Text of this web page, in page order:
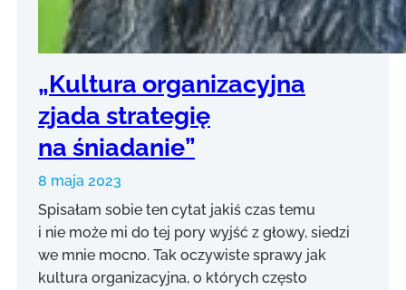
„Kultura organizacyjna
zjada strategię
na śniadanie”
8 maja 2023
Spisałam sobie ten cytat jakiś czas temu
i nie może mi do tej pory wyjść z głowy, siedzi
we mnie mocno. Tak oczywiste sprawy jak
kultura organizacyjna, o których często